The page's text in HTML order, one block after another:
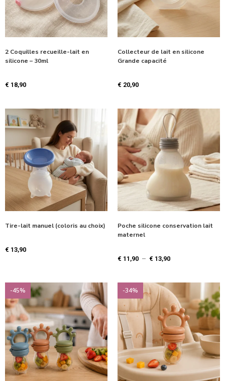
2 Coquilles recueille-lait en
silicone – 30ml
€ 18,90
Collecteur de lait en silicone
Grande capacité
€ 20,90
Tire-lait manuel (coloris au choix)
€ 13,90
Poche silicone conservation lait
maternel
€ 11,90 – € 13,90
-45% -34%